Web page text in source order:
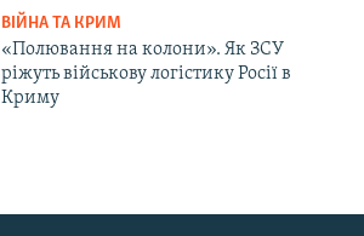
ВІЙНА ТА КРИМ
«Полювання на колони». Як ЗСУ
ріжуть військову логістику Росії в
Криму